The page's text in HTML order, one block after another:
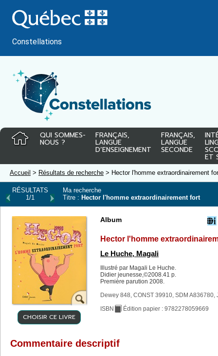
au
contenu
Constellations
QUI SOMMES-
NOUS ?
FRANÇAIS,
LANGUE
D’ENSEIGNEMENT
FRANÇAIS,
LANGUE
SECONDE
ET
Accueil > Résultats de recherche > Hector l'homme extraordinairement
RÉSULTATS
1/1
Ma recherche
Titre : Hector l'homme extraordinairement fort
CHOISIR CE LIVRE
Album
Hector l'homme
Le Huche, Magali
Illustré par Magali Le Huche.
Didier jeunesse,©2008.41 p.
Première parution 2008.
Dewey 848, CONST 39910, SDM A836780,
ISBN Édition papier : 9782278059669
Commentaire descriptif